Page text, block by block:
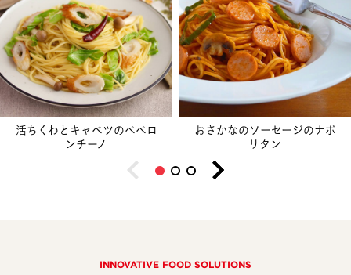
活ちくわとキャベツのペペロ
ンチーノ
おさかなのソーセージのナポ
リタン
INNOVATIVE FOOD SOLUTIONS